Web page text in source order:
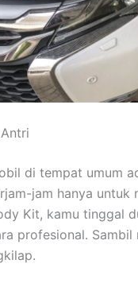
di tempat umum
jam hanya untuk
Kit, kamu tinggal
profesional. Sambil